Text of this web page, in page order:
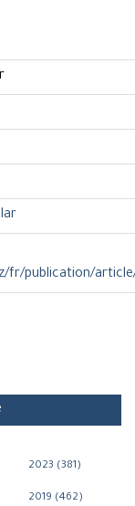
fr/publication/
2023 (381)
2019 (462)